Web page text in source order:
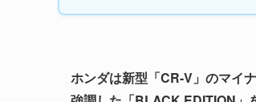
ホンダは新型「CR-V」のマイ